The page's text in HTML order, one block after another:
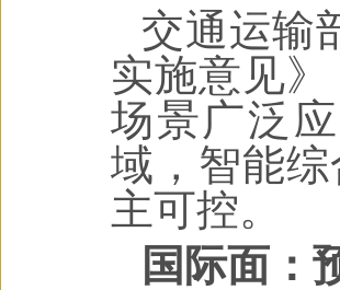
交通运输
实施意见
场景广泛
域，智能
主可控。
国际面：